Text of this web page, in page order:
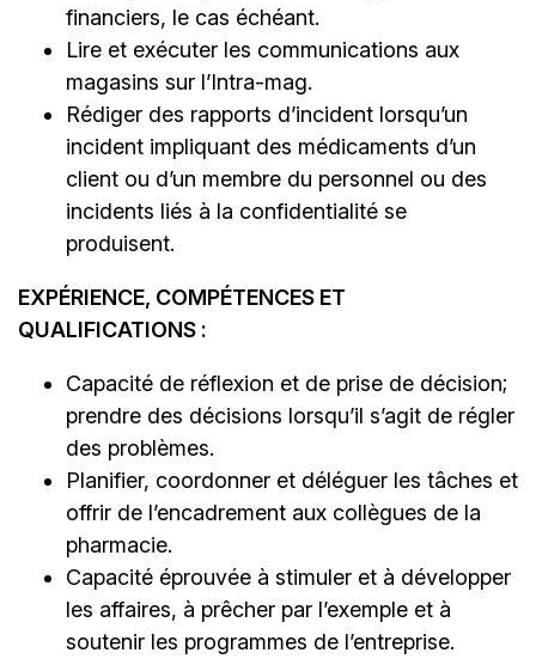
financiers, le cas échéant.
Lire et exécuter les communications aux
magasins sur l’Intra-mag.
Rédiger des rapports d’incident lorsqu’un
incident impliquant des médicaments d’un
client ou d’un membre du personnel ou des
incidents liés à la confidentialité se
produisent.
EXPÉRIENCE, COMPÉTENCES ET
QUALIFICATIONS :
Capacité de réflexion et de prise de décision;
prendre des décisions lorsqu’il s’agit de régler
des problèmes.
Planifier, coordonner et déléguer les tâches et
offrir de l’encadrement aux collègues de la
pharmacie.
Capacité éprouvée à stimuler et à développer
les affaires, à prêcher par l’exemple et à
soutenir les programmes de l’entreprise.